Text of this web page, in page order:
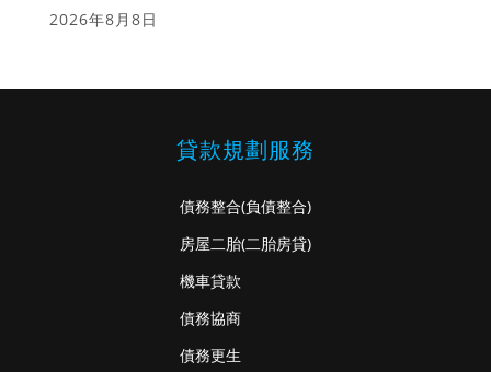
2026年8月8日
貸款規劃服務
債務整合(負債整合)
房屋二胎(二胎房貸)
機車貸款
債務協商
債務更生